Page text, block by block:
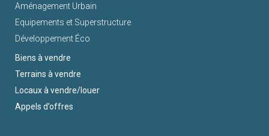
Aménagement Urbain
Equipements et Superstructure
Développement Éco
Biens à vendre
Terrains à vendre
Locaux à vendre/louer
Appels d’offres